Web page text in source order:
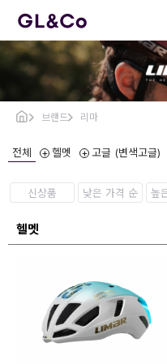
브랜드 리마
전체 헬멧 고글 (변색고글)
신상품 낮은 가격 순 높
헬멧